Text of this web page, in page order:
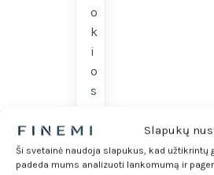
Slapukų
Ši svetainė naudoja slapukus, kad užtikrintų
padeda mums analizuoti lankomumą ir
o
k
i
o
s
0
2
6